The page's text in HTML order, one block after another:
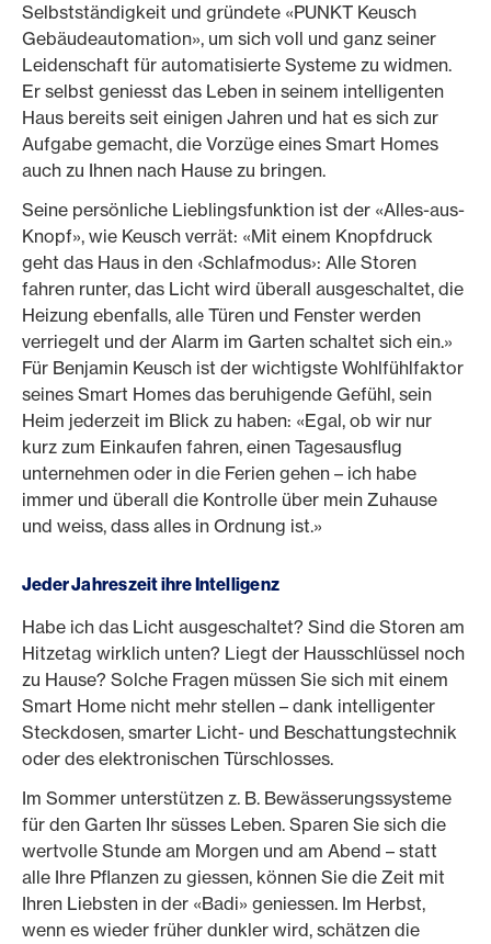
Selbstständigkeit und gründete «PUNKT Keusch
Gebäudeautomation», um sich voll und ganz seiner
Leidenschaft für automatisierte Systeme zu widmen.
Er selbst geniesst das Leben in seinem intelligenten
Haus bereits seit einigen Jahren und hat es sich zur
Aufgabe gemacht, die Vorzüge eines Smart Homes
auch zu Ihnen nach Hause zu bringen.
Seine persönliche Lieblingsfunktion ist der «Alles-aus-
Knopf», wie Keusch verrät: «Mit einem Knopfdruck
geht das Haus in den ‹Schlafmodus›: Alle Storen
fahren runter, das Licht wird überall ausgeschaltet, die
Heizung ebenfalls, alle Türen und Fenster werden
verriegelt und der Alarm im Garten schaltet sich ein.»
Für Benjamin Keusch ist der wichtigste Wohlfühlfaktor
seines Smart Homes das beruhigende Gefühl, sein
Heim jederzeit im Blick zu haben: «Egal, ob wir nur
kurz zum Einkaufen fahren, einen Tagesausflug
unternehmen oder in die Ferien gehen – ich habe
immer und überall die Kontrolle über mein Zuhause
und weiss, dass alles in Ordnung ist.»
Jeder Jahreszeit ihre Intelligenz
Habe ich das Licht ausgeschaltet? Sind die Storen am
Hitzetag wirklich unten? Liegt der Hausschlüssel noch
zu Hause? Solche Fragen müssen Sie sich mit einem
Smart Home nicht mehr stellen – dank intelligenter
Steckdosen, smarter Licht- und Beschattungstechnik
oder des elektronischen Türschlosses.
Im Sommer unterstützen z. B. Bewässerungssysteme
für den Garten Ihr süsses Leben. Sparen Sie sich die
wertvolle Stunde am Morgen und am Abend – statt
alle Ihre Pflanzen zu giessen, können Sie die Zeit mit
Ihren Liebsten in der «Badi» geniessen. Im Herbst,
wenn es wieder früher dunkler wird, schätzen die